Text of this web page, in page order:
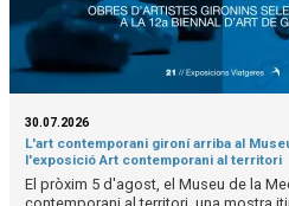
30.07.2026
L'art contemporani gironí arriba al
l'exposició Art contemporani al territori
El pròxim 5 d'agost, el Museu de la